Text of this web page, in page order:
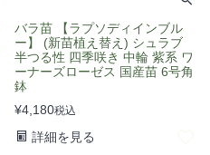
バラ苗 【ラプソディインブル
ー】 (新苗植え替え) シュラブ
半つる性 四季咲き 中輪 紫系 ワ
ーナーズローゼス 国産苗 6号角
鉢
¥4,180税込
詳細を見る